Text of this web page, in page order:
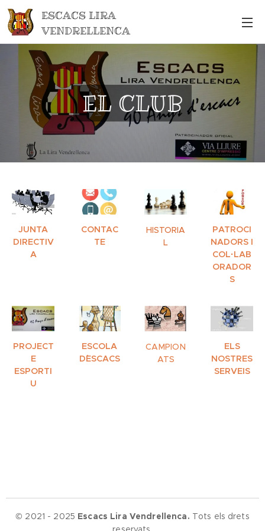
ESCACS LIRA
VENDRELLENCA
EL CLUB
JUNTA
DIRECTIV
A
CONTAC
TE
HISTORIA
L
PATROCI
NADORS I
COL·LAB
ORADOR
S
PROJECT
E
ESPORTI
U
ESCOLA
D´ESCACS
CAMPION
ATS
ELS
NOSTRES
SERVEIS
© 2021 - 2025 Escacs Lira Vendrellenca. Tots els drets